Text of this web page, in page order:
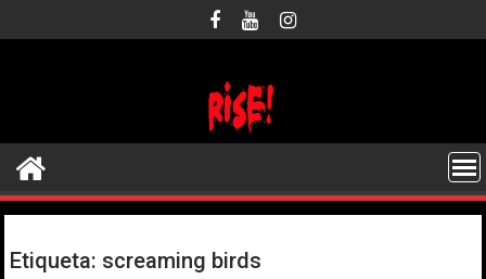
al
Etiqueta: screaming birds